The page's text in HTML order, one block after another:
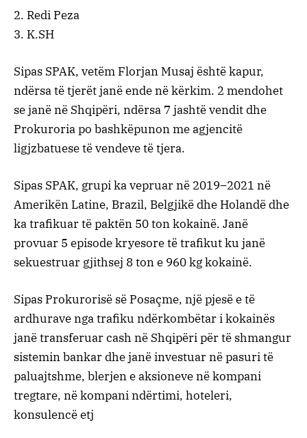
2. Redi Peza
3. K.SH
Sipas SPAK, vetëm Florjan Musaj është kapur,
ndërsa të tjerët janë ende në kërkim. 2 mendohet
se janë në Shqipëri, ndërsa 7 jashtë vendit dhe
Prokuroria po bashkëpunon me agjencitë
ligjzbatuese të vendeve të tjera.
Sipas SPAK, grupi ka vepruar në 2019–2021 në
Amerikën Latine, Brazil, Belgjikë dhe Holandë dhe
ka trafikuar të paktën 50 ton kokainë. Janë
provuar 5 episode kryesore të trafikut ku janë
sekuestruar gjithsej 8 ton e 960 kg kokainë.
Sipas Prokurorisë së Posaçme, një pjesë e të
ardhurave nga trafiku ndërkombëtar i kokainës
janë transferuar cash në Shqipëri për të shmangur
sistemin bankar dhe janë investuar në pasuri të
paluajtshme, blerjen e aksioneve në kompani
tregtare, në kompani ndërtimi, hoteleri,
konsulencë etj